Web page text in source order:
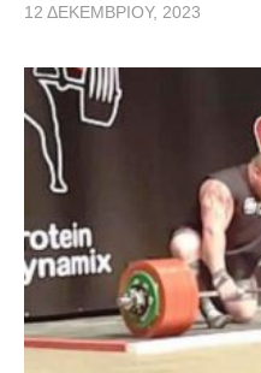
12 ΔΕΚΕΜΒΡΊΟΥ, 2023